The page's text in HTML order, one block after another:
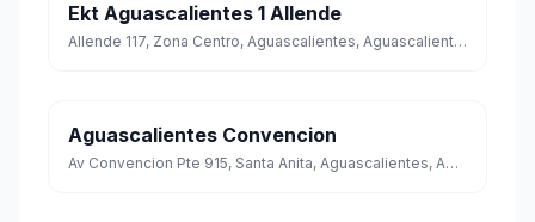
Ekt Aguascalientes 1 Allende
Allende 117, Zona Centro, Aguascalientes, Aguascalientes
Aguascalientes Convencion
Av Convencion Pte 915, Santa Anita, Aguascalientes, Aguascalientes